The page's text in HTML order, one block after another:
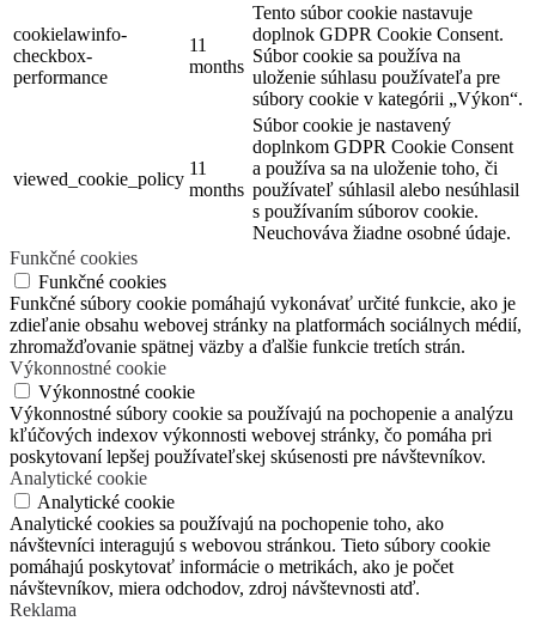
cookielawinfo-
checkbox-
performance
11
months
Tento súbor cookie nastavuje
doplnok GDPR Cookie Consent.
Súbor cookie sa používa na
uloženie súhlasu používateľa pre
súbory cookie v kategórii „Výkon“.
viewed_cookie_policy
11
months
Súbor cookie je nastavený
doplnkom GDPR Cookie Consent
a používa sa na uloženie toho, či
používateľ súhlasil alebo nesúhlasil
s používaním súborov cookie.
Neuchováva žiadne osobné údaje.
Funkčné cookies
Funkčné cookies
Funkčné súbory cookie pomáhajú vykonávať určité funkcie, ako je
zdieľanie obsahu webovej stránky na platformách sociálnych médií,
zhromažďovanie spätnej väzby a ďalšie funkcie tretích strán.
Výkonnostné cookie
Výkonnostné cookie
Výkonnostné súbory cookie sa používajú na pochopenie a analýzu
kľúčových indexov výkonnosti webovej stránky, čo pomáha pri
poskytovaní lepšej používateľskej skúsenosti pre návštevníkov.
Analytické cookie
Analytické cookie
Analytické cookies sa používajú na pochopenie toho, ako
návštevníci interagujú s webovou stránkou. Tieto súbory cookie
pomáhajú poskytovať informácie o metrikách, ako je počet
návštevníkov, miera odchodov, zdroj návštevnosti atď.
Reklama